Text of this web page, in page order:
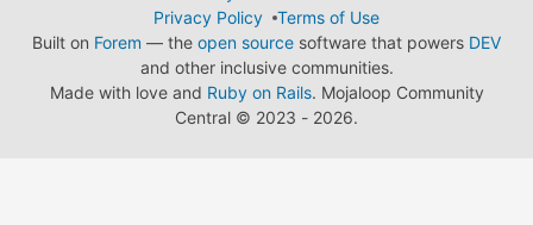
Privacy Policy
Terms of Use
Built on Forem — the open source software that powers DEV
and other inclusive communities.
Made with love and Ruby on Rails. Mojaloop Community
Central © 2023 - 2026.